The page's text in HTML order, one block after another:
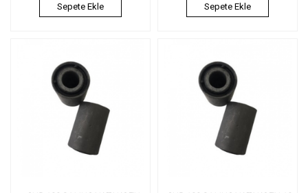
Sepete Ekle Sepete Ekle